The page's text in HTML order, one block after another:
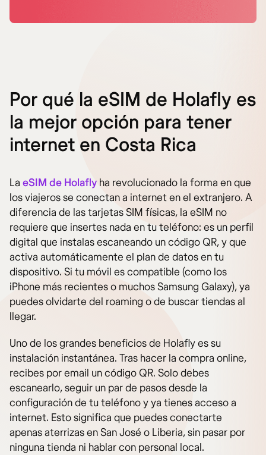
Por qué la eSIM de Holafly es
la mejor opción para tener
internet en Costa Rica
La eSIM de Holafly ha revolucionado la forma en que
los viajeros se conectan a internet en el extranjero. A
diferencia de las tarjetas SIM físicas, la eSIM no
requiere que insertes nada en tu teléfono: es un perfil
digital que instalas escaneando un código QR, y que
activa automáticamente el plan de datos en tu
dispositivo. Si tu móvil es compatible (como los
iPhone más recientes o muchos Samsung Galaxy), ya
puedes olvidarte del roaming o de buscar tiendas al
llegar.
Uno de los grandes beneficios de Holafly es su
instalación instantánea. Tras hacer la compra online,
recibes por email un código QR. Solo debes
escanearlo, seguir un par de pasos desde la
configuración de tu teléfono y ya tienes acceso a
internet. Esto significa que puedes conectarte
apenas aterrizas en San José o Liberia, sin pasar por
ninguna tienda ni hablar con personal local.